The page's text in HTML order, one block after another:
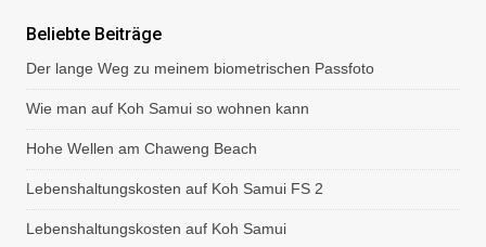
v
r
ö
f
f
e
n
t
l
i
Beliebte Beiträge
Der lange Weg zu meinem biometrischen Passfoto
Wie man auf Koh Samui so wohnen kann
Hohe Wellen am Chaweng Beach
Lebenshaltungskosten auf Koh Samui FS 2
Lebenshaltungskosten auf Koh Samui